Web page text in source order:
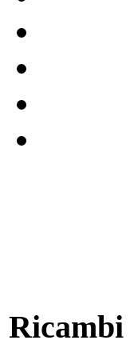
Ricambi